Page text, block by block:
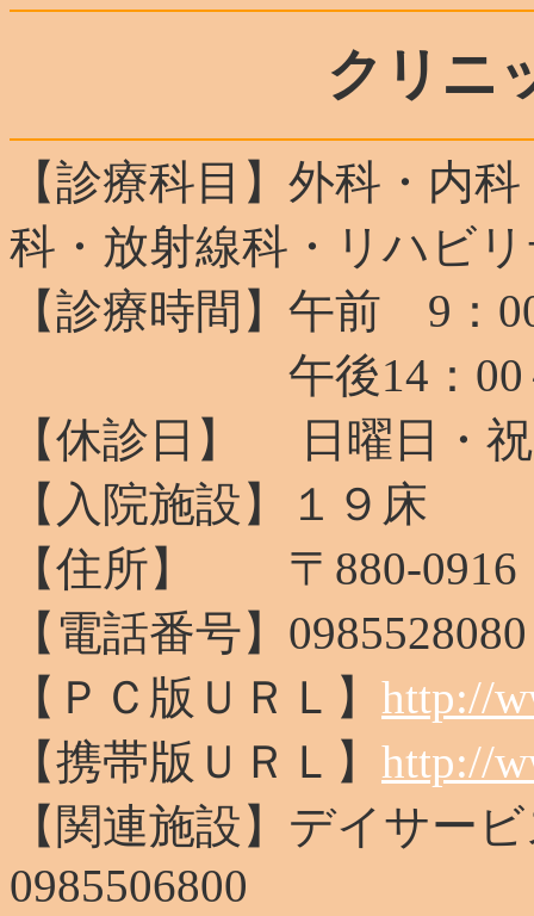
クリニ
【診療科目】外科・内
科・放射線科・リハビ
【診療時間】午前 9：
午後14：00～17
【休診日】 日曜日・
【入院施設】１９床
【住所】 〒880-0916
【電話番号】0985528080
【ＰＣ版ＵＲＬ】 http://
【携帯版ＵＲＬ】 http://
【関連施設】デイサ
0985506800